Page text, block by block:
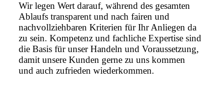
Wir legen Wert darauf, während des gesamten
Ablaufs transparent und nach fairen und
nachvollziehbaren Kriterien für Ihr Anliegen da
zu sein. Kompetenz und fachliche Expertise sind
die Basis für unser Handeln und Voraussetzung,
damit unsere Kunden gerne zu uns kommen
und auch zufrieden wiederkommen.